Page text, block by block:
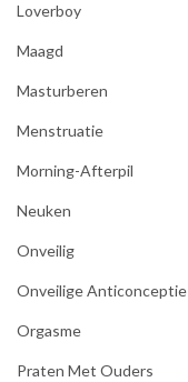
Loverboy
Maagd
Masturberen
Menstruatie
Morning-Afterpil
Neuken
Onveilig
Onveilige Anticonceptie
Orgasme
Praten Met Ouders